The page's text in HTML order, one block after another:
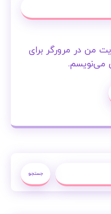
من در مرورگر برای
می‌نویسم.
جستجو